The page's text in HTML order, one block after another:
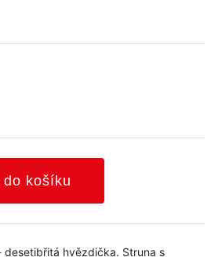
do košíku
hvězdička. Struna s